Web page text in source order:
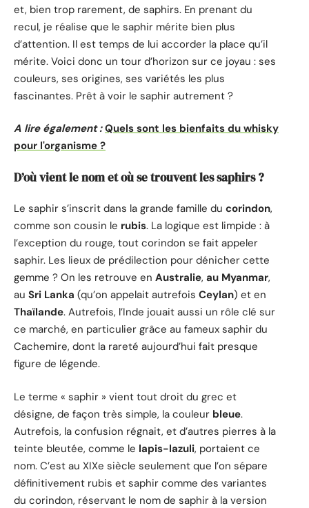
et, bien trop rarement, de saphirs. En prenant du
recul, je réalise que le saphir mérite bien plus
d’attention. Il est temps de lui accorder la place qu’il
mérite. Voici donc un tour d’horizon sur ce joyau : ses
couleurs, ses origines, ses variétés les plus
fascinantes. Prêt à voir le saphir autrement ?
A lire également : Quels sont les bienfaits du whisky
pour l'organisme ?
D’où vient le nom et où se trouvent les saphirs ?
Le saphir s’inscrit dans la grande famille du corindon,
comme son cousin le rubis. La logique est limpide : à
l’exception du rouge, tout corindon se fait appeler
saphir. Les lieux de prédilection pour dénicher cette
gemme ? On les retrouve en Australie, au Myanmar,
au Sri Lanka (qu’on appelait autrefois Ceylan) et en
Thaïlande. Autrefois, l’Inde jouait aussi un rôle clé sur
ce marché, en particulier grâce au fameux saphir du
Cachemire, dont la rareté aujourd’hui fait presque
figure de légende.
Le terme « saphir » vient tout droit du grec et
désigne, de façon très simple, la couleur bleue.
Autrefois, la confusion régnait, et d’autres pierres à la
teinte bleutée, comme le lapis-lazuli, portaient ce
nom. C’est au XIXe siècle seulement que l’on sépare
définitivement rubis et saphir comme des variantes
du corindon, réservant le nom de saphir à la version